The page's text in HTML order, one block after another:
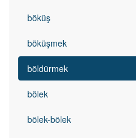
böküş
böküşmek
böldürmek
bölek
bölek-bölek